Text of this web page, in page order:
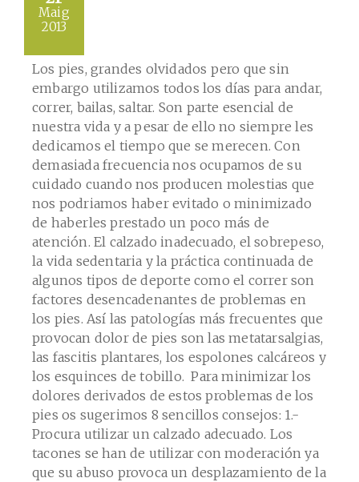
Maig
2013
Los pies, grandes olvidados pero que sin
embargo utilizamos todos los días para andar,
correr, bailas, saltar. Son parte esencial de
nuestra vida y a pesar de ello no siempre les
dedicamos el tiempo que se merecen. Con
demasiada frecuencia nos ocupamos de su
cuidado cuando nos producen molestias que
nos podriamos haber evitado o minimizado
de haberles prestado un poco más de
atención. El calzado inadecuado, el sobrepeso,
la vida sedentaria y la práctica continuada de
algunos tipos de deporte como el correr son
factores desencadenantes de problemas en
los pies. Así las patologías más frecuentes que
provocan dolor de pies son las metatarsalgias,
las fascitis plantares, los espolones calcáreos y
los esquinces de tobillo. Para minimizar los
dolores derivados de estos problemas de los
pies os sugerimos 8 sencillos consejos: 1.-
Procura utilizar un calzado adecuado. Los
tacones se han de utilizar con moderación ya
que su abuso provoca un desplazamiento de la